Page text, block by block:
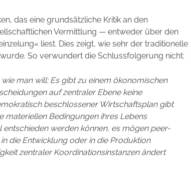
das eine grundsätzliche Kritik an den
Vermittlung — entweder über den
liest. Dies zeigt, wie sehr der traditionelle
So verwundert die Schlussfolgerung nicht:
man will: Es gibt zu einem ökonomischen
auf zentraler Ebene keine
beschlossener Wirtschaftsplan gibt
materiellen Bedingungen ihres Lebens
werden können, es mögen peer-
die Entwicklung oder in die Produktion
zentraler Koordinationsinstanzen ändert